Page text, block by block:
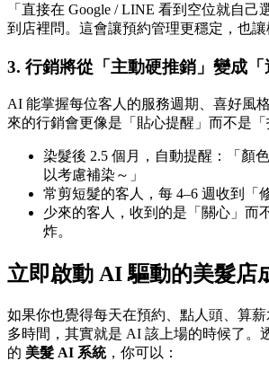
「直接在 Google / LINE 看到空位就自己
到店裡問。這會讓預約管理更穩定，也讓
3. 行銷將從「主動硬推銷」變成「
AI 能掌握每位客人的服務週期、喜好風
來的行銷會更像是「貼心提醒」而不是「
染髮後 2.5 個月，自動提醒：「顏
以考慮補染～」
常剪短髮的客人，每 4–6 週收到「
少來的客人，收到的是「關心」而
炸。
立即啟動 AI 驅動的美髮店
如果你也覺得每天在預約、點人頭、算
多時間，其實就是 AI 該上場的時候了。
的 美髮 AI 系統，你可以：